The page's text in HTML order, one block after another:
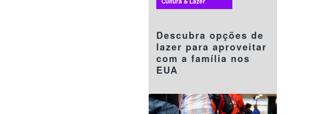
Descubra opções de
lazer para aproveitar
com a família nos
EUA